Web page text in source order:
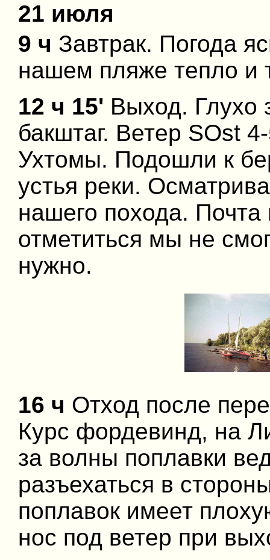
21 июля
9 ч Завтрак. Погода
нашем пляже тепло и
12 ч 15' Выход. Глухо
бакштаг. Ветер SOst
Ухтомы. Подошли к
устья реки.
нашего похода.
отметиться мы не
нужно.
16 ч Отход после
Курс фордевинд, на
за волны поплавки
разъехаться в
поплавок имеет
нос под ветер при